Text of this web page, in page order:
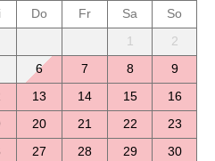
Do Fr Sa
So
1
2
6 7 8
9
13 14 15
16
20 21 22
23
27 28 29
30